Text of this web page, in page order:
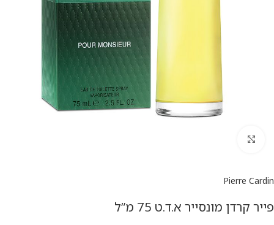
Pierre Cardin
פייר קרדן מונסייר א.ד.ט 75 מ”ל